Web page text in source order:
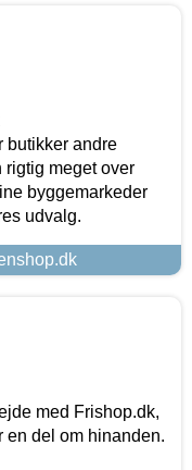
butikker andre
meget over
byggemarkeder
udvalg.
med Frishop.dk,
en del om hinanden.